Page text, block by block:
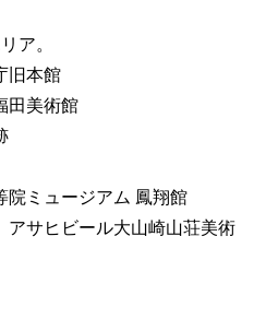
ア。
旧本館
田美術館
院ミュージアム 鳳翔館
アサヒビール大山崎山荘美術